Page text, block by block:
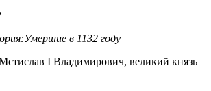
в 1132 году
I Владимирович, великий князь